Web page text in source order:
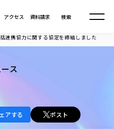
資料請求
アクセス 検索
学部・大学院TOP
連携協力に関する協定を締結しました
ス
アする ポスト